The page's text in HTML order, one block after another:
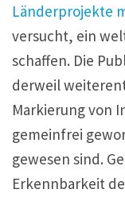
Länderprojekte
versucht, ein
schaffen. Die
derweil
Markierung von
gemeinfrei
gewesen sind.
Erkennbarkeit